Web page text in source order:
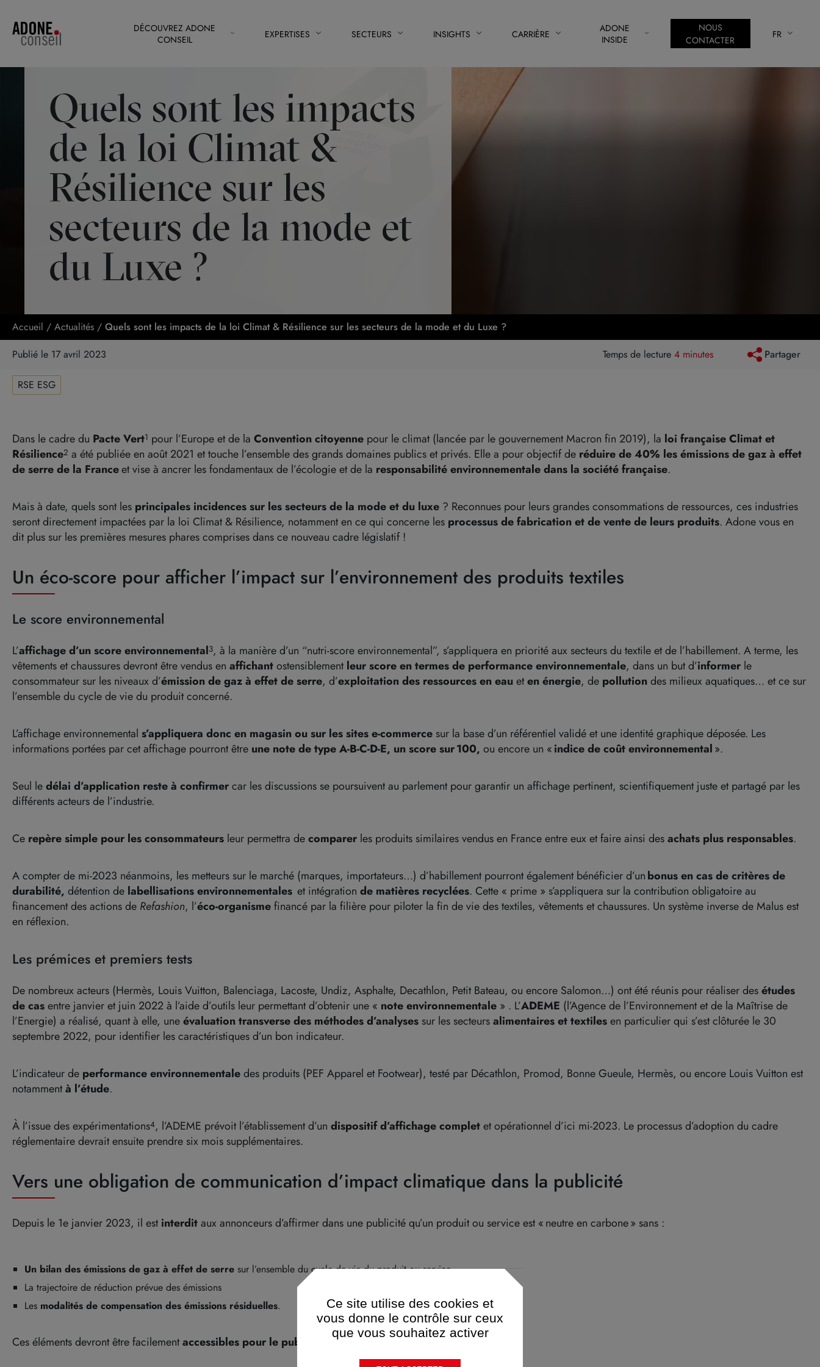
DÉCOUVREZ ADONE
CONSEIL
EXPERTISES SECTEURS INSIGHTS CARRIÈRE
ADONE
INSIDE
NOUS
CONTACTER
FR
Quels sont les impacts
de la loi Climat &
Résilience sur les
secteurs de la mode et
du Luxe ?
Accueil / Actualités / Quels sont les impacts de la loi Climat & Résilience sur les secteurs de la mode et du Luxe ?
Publié le 17 avril 2023
Temps de lecture 4 minutes Partager
RSE ESG
Dans le cadre du Pacte Vert1 pour l’Europe et de la Convention citoyenne pour le climat (lancée par le gouvernement Macron fin 2019), la loi française Climat et
Résilience2 a été publiée en août 2021 et touche l’ensemble des grands domaines publics et privés. Elle a pour objectif de réduire de 40% les émissions de gaz à effet
de serre de la Franceet vise à ancrer les fondamentaux de l’écologie et de la responsabilité environnementale dans la société française.
Mais à date, quels sont les principales incidences sur les secteurs de la mode et du luxe ? Reconnues pour leurs grandes consommations de ressources, ces industries
seront directement impactées par la loi Climat & Résilience, notamment en ce qui concerne les processus de fabrication et de vente de leurs produits. Adone vous en
dit plus sur les premières mesures phares comprises dans ce nouveau cadre législatif !
Un éco-score pour afficher l’impact sur l’environnement des produits textiles
Le score environnemental
L’affichage d’un score environnemental3, à la manière d’un “nutri-score environnemental”, s’appliquera en priorité aux secteurs du textile et de l’habillement. A terme, les
vêtements et chaussures devront être vendus en affichantostensiblementleur score en termes de performance environnementale, dans un but d’informer le
consommateur sur les niveaux d’émission de gaz à effet de serre, d’exploitation des ressources en eaueten énergie, de pollutiondes milieux aquatiques… et ce sur
l’ensemble du cycle de vie du produit concerné.
L’affichage environnemental s’appliquera donc en magasin ou sur les sites e-commerce sur la base d’un référentiel validé et une identité graphique déposée. Les
informations portées par cet affichage pourront être une note de type A-B-C-D-E, un score sur 100, ou encore un «indice de coût environnemental».
Seul ledélai d’application reste à confirmercar les discussions se poursuivent au parlement pour garantir un affichage pertinent, scientifiquement juste et partagé par les
différents acteurs de l’industrie.
Ce repère simple pour les consommateurs leur permettra decomparer les produits similaires vendus en France entre eux et faire ainsi desachats plus responsables.
A compter de mi-2023 néanmoins, les metteurs sur le marché (marques, importateurs…) d’habillement pourront également bénéficier d’unbonus en cas de critères de
durabilité, détention de labellisations environnementales et intégration de matières recyclées. Cette « prime » s’appliquera sur la contribution obligatoire au
financement des actions de Refashion, l’éco-organismefinancé par la filière pour piloter la fin de vie des textiles, vêtements et chaussures. Un système inverse de Malus est
en réflexion.
Les prémices et premiers tests
De nombreux acteurs (Hermès, Louis Vuitton, Balenciaga, Lacoste, Undiz, Asphalte, Decathlon, Petit Bateau, ou encore Salomon…) ont été réunis pour réaliser desétudes
de casentre janvier et juin 2022 à l’aide d’outils leur permettant d’obtenir une « note environnementale » . L’ADEME (l’Agence de l’Environnement et de la Maîtrise de
l’Energie) a réalisé, quant à elle, uneévaluation transverse des méthodes d’analyses sur les secteursalimentaires et textilesen particulier qui s’est clôturée le 30
septembre 2022, pour identifier les caractéristiques d’un bon indicateur.
L’indicateur de performanceenvironnementaledes produits (PEF Apparel et Footwear), testé par Décathlon, Promod, Bonne Gueule, Hermès, ou encore Louis Vuitton est
notammentà l’étude.
À l’issue des expérimentations4, l’ADEME prévoit l’établissement d’un dispositif d’affichagecompletet opérationnel d’ici mi-2023. Le processus d’adoption du cadre
réglementaire devrait ensuite prendre six mois supplémentaires.
Vers une obligation de communication d’impact climatique dans la publicité
Depuis le 1e janvier 2023, il estinterditaux annonceurs d’affirmer dans une publicité qu’un produit ou service est « neutre en carbone » sans :
Un bilan des émissions de gaz à effet de serre sur l’ensemble du cycle de vie du produit ou service
La trajectoire de réduction prévue des émissions
Les modalités de compensation des émissions résiduelles.
Ces éléments devront être facilementaccessibles pour le public et mis à jour tous les ans.
Ce site utilise des cookies et
vous donne le contrôle sur ceux
que vous souhaitez activer